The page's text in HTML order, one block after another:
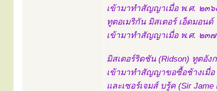
เข้ามาทำสัญญาเมื่อ พ.ศ. ๒๓
ทูตอเมริกัน มิสเตอร์ เอ็ดมอนด์
เข้ามาทำสัญญาเมื่อ พ.ศ. ๒๓
มิสเตอร์ริดชัน (Ridson) ทูตอัง
เข้ามาทำสัญญาขอซื้อช้างเมื่
และเซอร์เจมส์ บรู้ค (Sir Jame